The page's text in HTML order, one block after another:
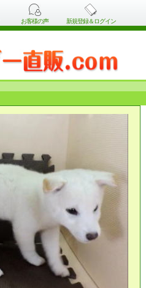
お客様の声 新規登録＆ログイン